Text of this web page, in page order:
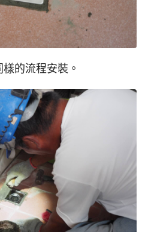
的流程安裝。